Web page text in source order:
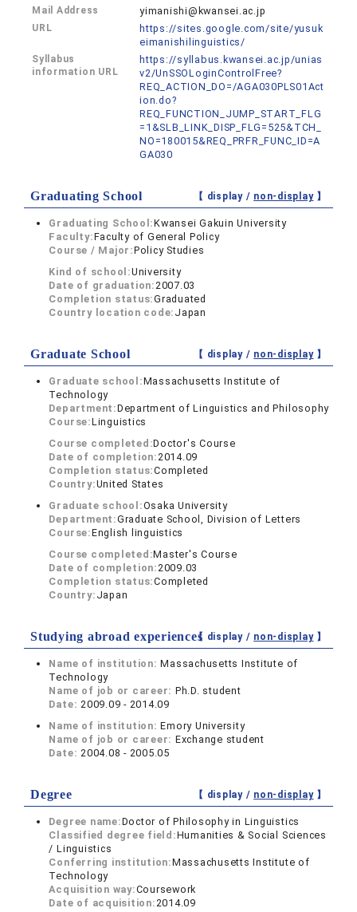
Mail Address yimanishi@kwansei.ac.jp
URL
https://sites.google.com/site/yusuk
eimanishilinguistics/
Syllabus
information URL
https://syllabus.kwansei.ac.jp/unias
v2/UnSSOLoginControlFree?
REQ_ACTION_DO=/AGA030PLS01Act
ion.do?
REQ_FUNCTION_JUMP_START_FLG
=1&SLB_LINK_DISP_FLG=525&TCH_
NO=180015&REQ_PRFR_FUNC_ID=A
GA030
Graduating School 【 display / non-display】
Graduating School:Kwansei Gakuin University
Faculty:Faculty of General Policy
Course / Major:Policy Studies
Kind of school:University
Date of graduation: 2007.03
Completion status:Graduated
Country location code: Japan
Graduate School 【 display / non-display】
Graduate school:Massachusetts Institute of
Technology
Department:Department of Linguistics and Philosophy
Course:Linguistics
Course completed:Doctor's Course
Date of completion: 2014.09
Completion status:Completed
Country:United States
Graduate school:Osaka University
Department:Graduate School, Division of Letters
Course:English linguistics
Course completed:Master's Course
Date of completion: 2009.03
Completion status:Completed
Country: Japan
Studying abroad experiences【 display / non-display】
Name of institution:Massachusetts Institute of
Technology
Name of job or career: Ph.D. student
Date: 2009.09 - 2014.09
Name of institution:Emory University
Name of job or career: Exchange student
Date: 2004.08 - 2005.05
Degree 【 display / non-display】
Degree name:Doctor of Philosophy in Linguistics
Classified degree field:Humanities & Social Sciences
/ Linguistics
Conferring institution:Massachusetts Institute of
Technology
Acquisition way:Coursework
Date of acquisition: 2014.09